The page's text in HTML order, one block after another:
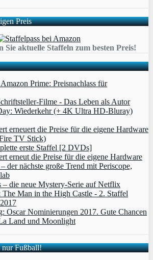
Preis
aktuelle Staffeln zum besten Preis!
Prime: Preisnachlass für
Filme - Das Leben als Autor
Wiederkehr (+ 4K Ultra HD-Bluray)
erneuert die Preise für die eigene Hardware
TV Stick)
erste Staffel [2 DVDs]
erneut die Preise für die eigene Hardware
der nächste große Trend mit Periscope,
– die neue Mystery-Serie auf Netflix
Man in the High Castle - 2. Staffel
Oscar Nominierungen 2017. Gute Chancen
Land und Moonlight
nur Fußball!